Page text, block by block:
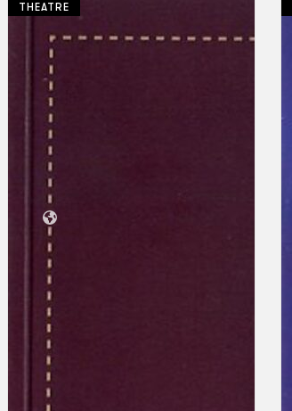
Koleksi Kami
Artikel
Penapisan
Sejarah Lisan
Mengenai Kami
Hubungi Kami
THEATRE